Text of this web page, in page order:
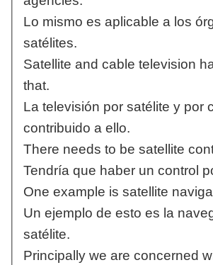
Lo mismo es aplicable a los
satélites.
Satellite and cable television
that.
La televisión por satélite y por
contribuido a ello.
There needs to be satellite
Tendría que haber un control
One example is satellite
Un ejemplo de esto es la
satélite.
Principally we are concerned